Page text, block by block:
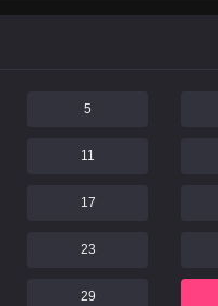
5
11
17
23
29